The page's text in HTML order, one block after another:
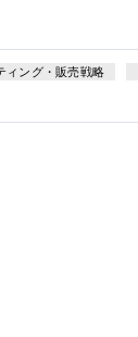
ィング・販売戦略